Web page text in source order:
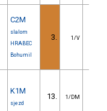
C2M
slalom
HRABEC
Bohumil
3. 1/V
K1M
sjezd
13. 1/DM